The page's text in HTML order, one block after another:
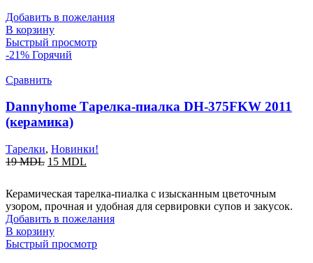
Добавить в пожелания
В корзину
Быстрый просмотр
-21% Горячий
Сравнить
Dannyhome Тарелка-пиалка DH-375FKW 2011
(керамика)
Тарелки, Новинки!
19MDL 15 MDL
Керамическая тарелка-пиалка с изысканным цветочным
узором, прочная и удобная для сервировки супов и закусок.
Добавить в пожелания
В корзину
Быстрый просмотр